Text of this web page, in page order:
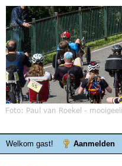
Welkom gast! Aanmelden